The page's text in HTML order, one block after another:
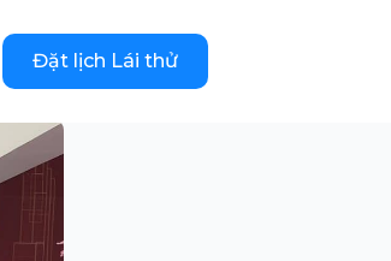
Đặt lịch Lái thử